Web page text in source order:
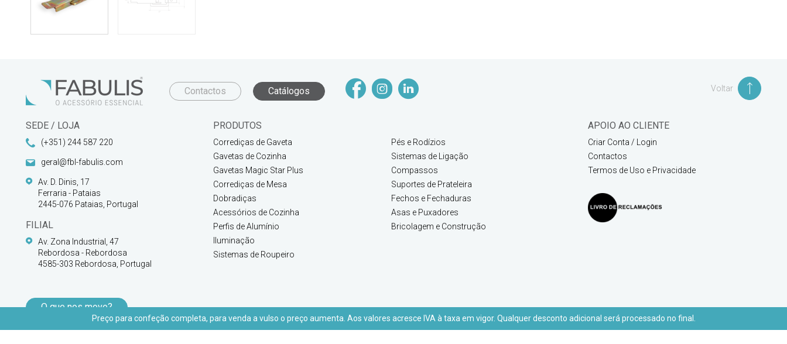
Contactos Catálogos Voltar
SEDE / LOJA
(+351) 244 587 220
geral@fbl-fabulis.com
Av. D. Dinis, 17
Ferraria - Pataias
2445-076 Pataias, Portugal
FILIAL
Av. Zona Industrial, 47
Rebordosa - Rebordosa
4585-303 Rebordosa, Portugal
O que nos move?
PRODUTOS
Corrediças de Gaveta
Gavetas de Cozinha
Gavetas Magic Star Plus
Corrediças de Mesa
Dobradiças
Acessórios de Cozinha
Perfis de Alumínio
Iluminação
Sistemas de Roupeiro
Pés e Rodízios
Sistemas de Ligação
Compassos
Suportes de Prateleira
Fechos e Fechaduras
Asas e Puxadores
Bricolagem e Construção
APOIO AO CLIENTE
Criar Conta / Login
Contactos
Termos de Uso e Privacidade
Preço para confeção completa, para venda a vulso o preço aumenta. Aos valores acresce IVA à taxa em vigor. Qualquer desconto adicional será processado no final.